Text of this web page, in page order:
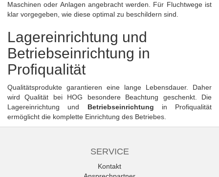
Maschinen oder Anlagen angebracht werden. Für Fluchtwege ist
klar vorgegeben, wie diese optimal zu beschildern sind.
Lagereinrichtung und
Betriebseinrichtung in
Profiqualität
Qualitätsprodukte garantieren eine lange Lebensdauer. Daher
wird Qualität bei HOG besondere Beachtung geschenkt. Die
Lagereinrichtung und Betriebseinrichtung in Profiqualität
ermöglicht die komplette Einrichtung des Betriebes.
SERVICE
Kontakt